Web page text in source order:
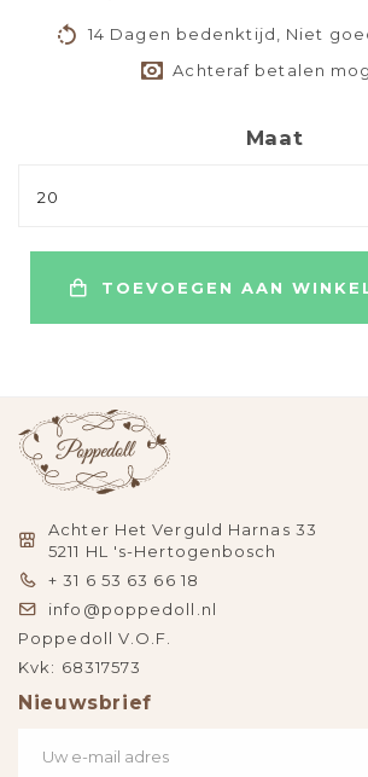
14 Dagen bedenktijd, Niet
Achteraf betalen
Maat
20
TOEVOEGEN AAN
Achter Het Verguld Harnas 33
5211 HL 's-Hertogenbosch
+ 31 6 53 63 66 18
info@poppedoll.nl
Poppedoll V.O.F.
Kvk: 68317573
Nieuwsbrief